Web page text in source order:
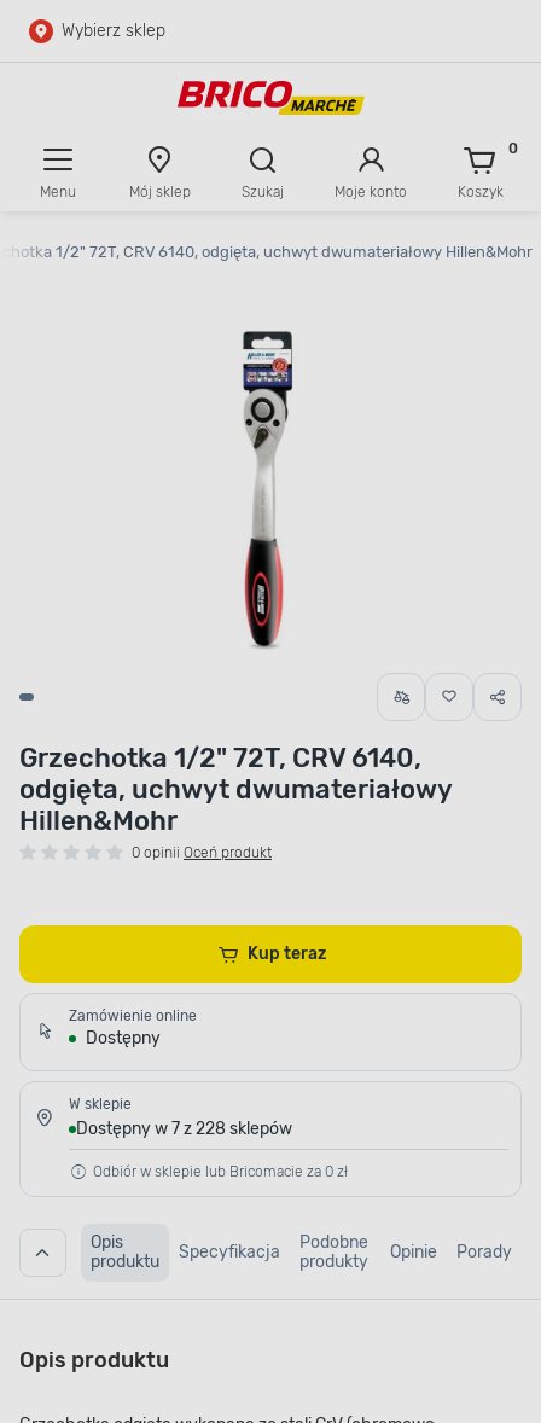
Przejdź do głównej zawartości
Wybierz sklep
Menu Mój sklep Szukaj Moje konto Koszyk
0
1/2" 72T, CRV 6140, odgięta, uchwyt dwumateriałowy Hillen&Mohr
Grzechotka 1/2" 72T, CRV 6140,
odgięta, uchwyt dwumateriałowy
Hillen&Mohr
0 opinii Oceń produkt
Kup teraz
Zamówienie online
Dostępny
W sklepie
Dostępny w 7 z 228 sklepów
Odbiór w sklepie lub Bricomacie za 0 zł
Opis
produktu
Specyfikacja
Podobne
produkty
Opinie Porady
Opis produktu